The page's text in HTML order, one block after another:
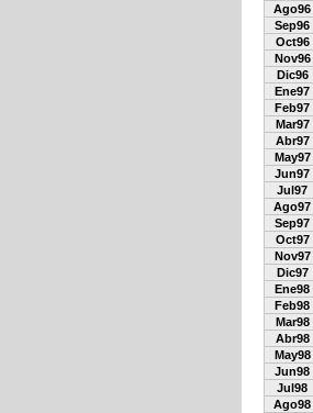
Ago96
Sep96
Oct96
Nov96
Dic96
Ene97
Feb97
Mar97
Abr97
May97
Jun97
Jul97
Ago97
Sep97
Oct97
Nov97
Dic97
Ene98
Feb98
Mar98
Abr98
May98
Jun98
Jul98
Ago98